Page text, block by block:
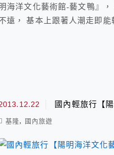
海洋文化藝術館-藝文鴨』
遠， 基本上跟著人潮走即
國內輕旅行【
基隆, 國內旅遊